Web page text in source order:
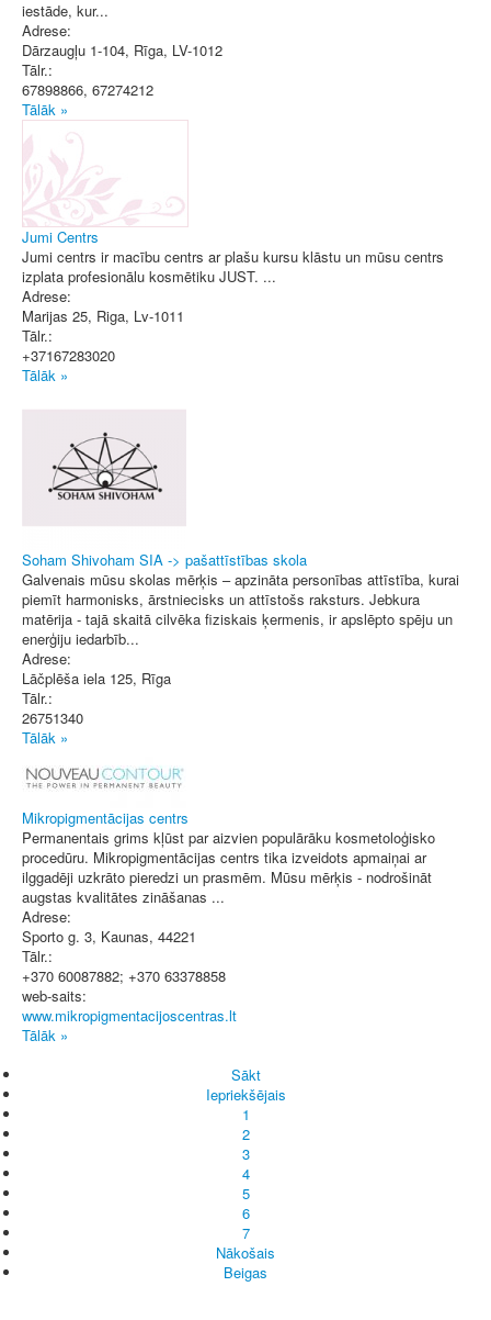
iestāde, kur...
Adrese:
Dārzaugļu 1-104, Rīga, LV-1012
Tālr.:
67898866, 67274212
Tālāk »
Jumi Centrs
Jumi centrs ir macību centrs ar plašu kursu klāstu un mūsu centrs
izplata profesionālu kosmētiku JUST. ...
Adrese:
Marijas 25, Riga, Lv-1011
Tālr.:
+37167283020
Tālāk »
Soham Shivoham SIA -> pašattīstības skola
Galvenais mūsu skolas mērķis – apzināta personības attīstība, kurai
piemīt harmonisks, ārstniecisks un attīstošs raksturs. Jebkura
matērija - tajā skaitā cilvēka fiziskais ķermenis, ir apslēpto spēju un
enerģiju iedarbīb...
Adrese:
Lāčplēša iela 125, Rīga
Tālr.:
26751340
Tālāk »
Mikropigmentācijas centrs
Permanentais grims kļūst par aizvien populārāku kosmetoloģisko
procedūru. Mikropigmentācijas centrs tika izveidots apmaiņai ar
ilggadēji uzkrāto pieredzi un prasmēm. Mūsu mērķis - nodrošināt
augstas kvalitātes zināšanas ...
Adrese:
Sporto g. 3, Kaunas, 44221
Tālr.:
+370 60087882; +370 63378858
web-saits:
www.mikropigmentacijoscentras.lt
Tālāk »
Sākt
Iepriekšējais
1
2
3
4
5
6
7
Nākošais
Beigas